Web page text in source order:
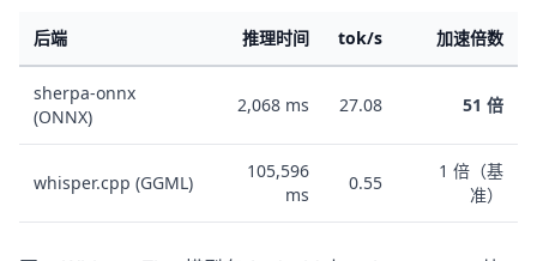
后端 推理时间 tok/s 加速倍数
sherpa-onnx
(ONNX)
2,068 ms 27.08 51 倍
whisper.cpp (GGML)
105,596
ms
0.55
1 倍（基
准）